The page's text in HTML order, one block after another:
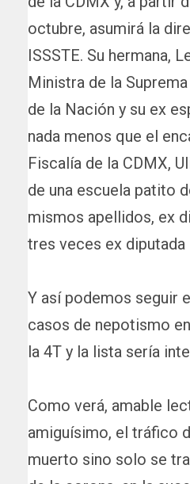
octubre, asumirá la
ISSSTE. Su hermana,
Ministra de la
de la Nación y su ex
nada menos que el
Fiscalía de la CDMX,
de una escuela patito
mismos apellidos, ex
tres veces ex diputada
Y así podemos seguir
casos de nepotismo
la 4T y la lista sería
Como verá, amable
amiguísimo, el tráfico
muerto sino solo se